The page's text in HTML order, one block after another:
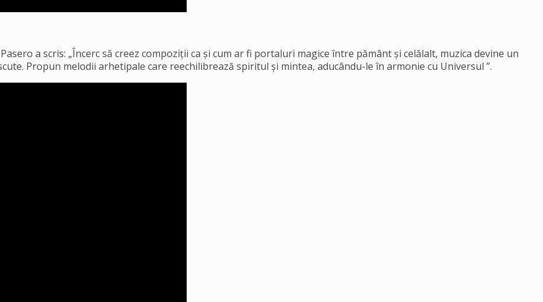
a scris: „Încerc să creez compoziții ca și cum ar fi portaluri magice între pământ și celălalt, muzica devine un
Propun melodii arhetipale care reechilibrează spiritul și mintea, aducându-le în armonie cu Universul ”.